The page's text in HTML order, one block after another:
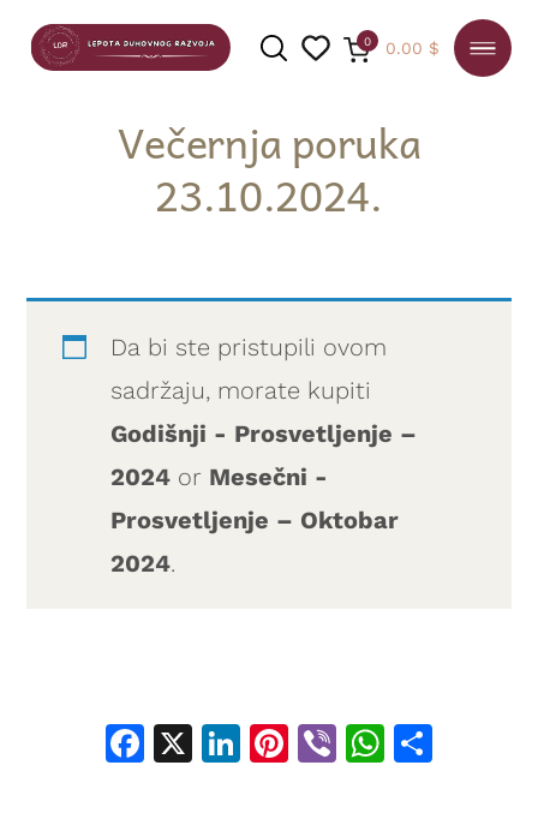
PRETRAGA
0 0.00 $
Večernja poruka
23.10.2024.
Da bi ste pristupili ovom
sadržaju, morate kupiti
Godišnji - Prosvetljenje –
2024 or Mesečni -
Prosvetljenje – Oktobar
2024.
Facebook
X LinkedIn
Pinterest
Viber